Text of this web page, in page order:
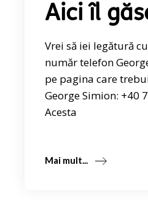
Aici îl
Vrei să iei legătură
număr telefon
pe pagina care
George Simion: +40
Acesta
Mai mult...